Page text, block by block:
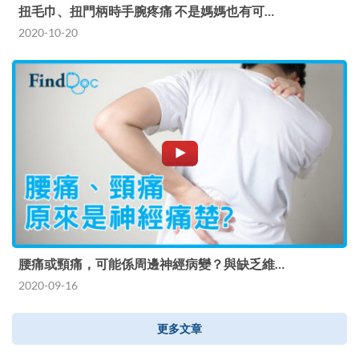
扭毛巾、扭門柄時手腕疼痛 不是媽媽也有可…
2020-10-20
腰痛或頸痛，可能係周邊神經病變？與缺乏維…
2020-09-16
更多文章